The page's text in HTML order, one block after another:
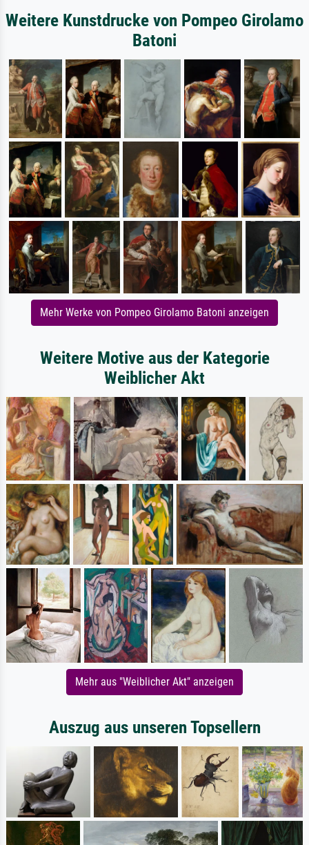
Weitere Kunstdrucke von Pompeo Girolamo
Batoni
Mehr Werke von Pompeo Girolamo Batoni anzeigen
Weitere Motive aus der Kategorie
Weiblicher Akt
Mehr aus "Weiblicher Akt" anzeigen
Auszug aus unseren Topsellern